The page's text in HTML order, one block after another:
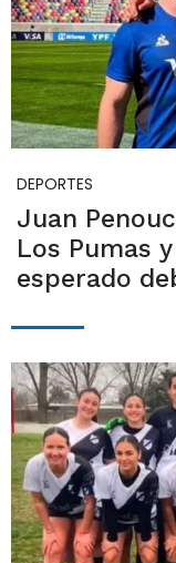
DEPORTES
Juan
Los Pumas
esperado